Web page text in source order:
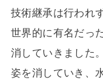
技術継承は行われず
世界的に有名だっ
消していきました
姿を消していき、